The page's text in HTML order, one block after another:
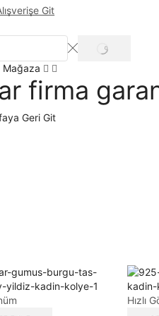
Git
Mağaza
firma
Geri Git
Hızlı